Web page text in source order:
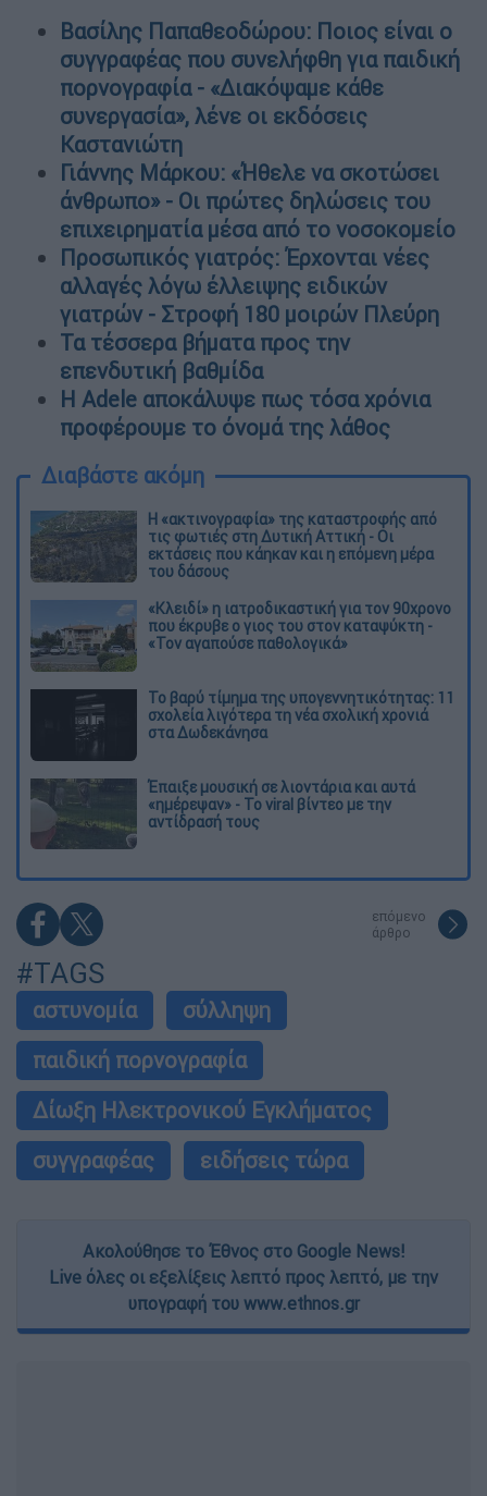
Βασίλης Παπαθεοδώρου: Ποιος είναι ο
συγγραφέας που συνελήφθη για παιδική
πορνογραφία - «Διακόψαμε κάθε
συνεργασία», λένε οι εκδόσεις
Καστανιώτη
Γιάννης Μάρκου: «Ήθελε να σκοτώσει
άνθρωπο» - Οι πρώτες δηλώσεις του
επιχειρηματία μέσα από το νοσοκομείο
Προσωπικός γιατρός: Έρχονται νέες
αλλαγές λόγω έλλειψης ειδικών
γιατρών - Στροφή 180 μοιρών Πλεύρη
Τα τέσσερα βήματα προς την
επενδυτική βαθμίδα
Η Adele αποκάλυψε πως τόσα χρόνια
προφέρουμε το όνομά της λάθος
Διαβάστε ακόμη
Η «ακτινογραφία» της καταστροφής από
τις φωτιές στη Δυτική Αττική - Οι
εκτάσεις που κάηκαν και η επόμενη μέρα
του δάσους
«Κλειδί» η ιατροδικαστική για τον 90χρονο
που έκρυβε ο γιος του στον καταψύκτη -
«Τον αγαπούσε παθολογικά»
Το βαρύ τίμημα της υπογεννητικότητας: 11
σχολεία λιγότερα τη νέα σχολική χρονιά
στα Δωδεκάνησα
Έπαιξε μουσική σε λιοντάρια και αυτά
«ημέρεψαν» - Το viral βίντεο με την
αντίδρασή τους
επόμενο
άρθρο
#TAGS
αστυνομία
σύλληψη
παιδική πορνογραφία
Δίωξη Ηλεκτρονικού Εγκλήματος
συγγραφέας
ειδήσεις τώρα
Ακολούθησε το Έθνος στο Google News!
Live όλες οι εξελίξεις λεπτό προς λεπτό, με την
υπογραφή του www.ethnos.gr